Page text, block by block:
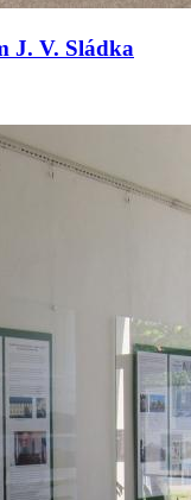
J. V. Sládka